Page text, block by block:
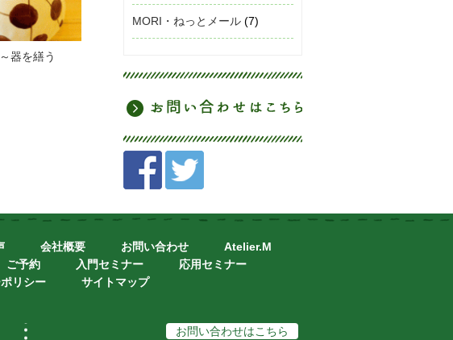
器を繕う
MORI・ねっとメール (7)
会社概要 お問い合わせ
Atelier.M
ご予約 入門セミナー
応用セミナー
リシー サイトマップ
お問い合わせはこちら